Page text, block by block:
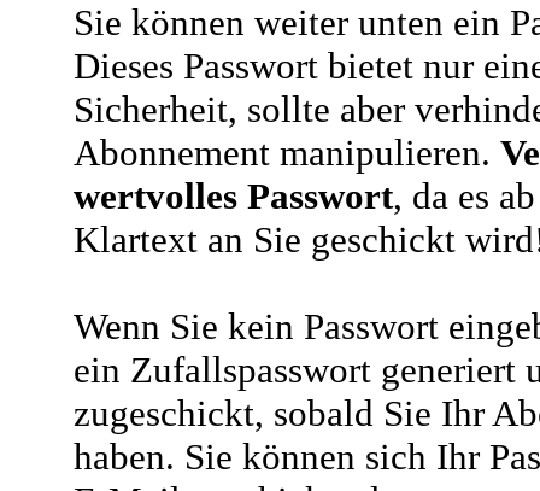
Sie können weiter unten ein
Dieses Passwort bietet nur
Sicherheit, sollte aber
Abonnement manipulieren.
wertvolles Passwort, da es
Klartext an Sie geschickt
Wenn Sie kein Passwort
ein Zufallspasswort generiert
zugeschickt, sobald Sie Ihr
haben. Sie können sich Ihr